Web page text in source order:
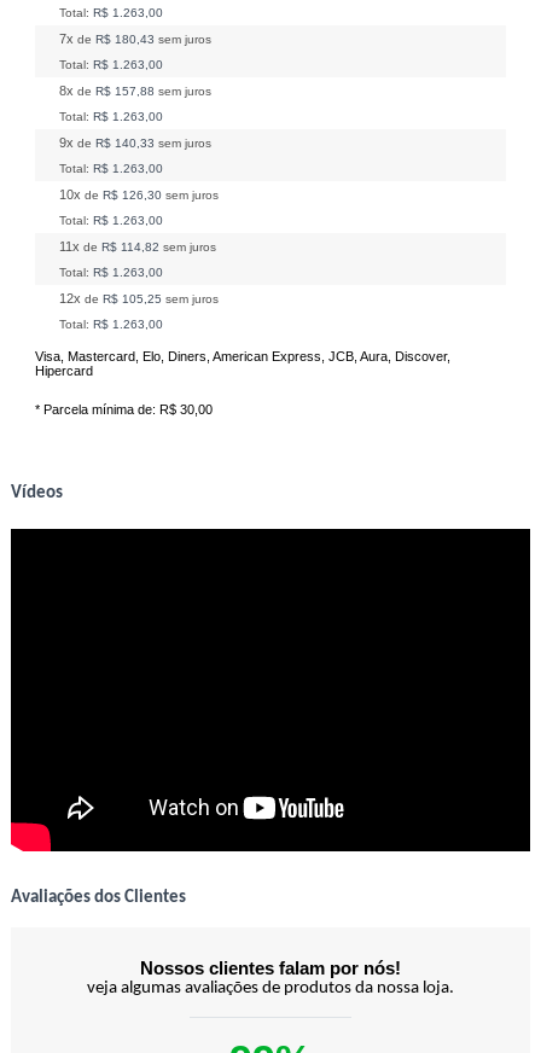
Total: R$ 1.263,00
7x de R$ 180,43 sem juros
Total: R$ 1.263,00
8x de R$ 157,88 sem juros
Total: R$ 1.263,00
9x de R$ 140,33 sem juros
Total: R$ 1.263,00
10x de R$ 126,30 sem juros
Total: R$ 1.263,00
11x de R$ 114,82 sem juros
Total: R$ 1.263,00
12x de R$ 105,25 sem juros
Total: R$ 1.263,00
Visa, Mastercard, Elo, Diners, American Express, JCB, Aura, Discover,
Hipercard
* Parcela mínima de: R$ 30,00
Vídeos
Avaliações dos Clientes
Nossos clientes falam por nós!
veja algumas avaliações de produtos da nossa loja.